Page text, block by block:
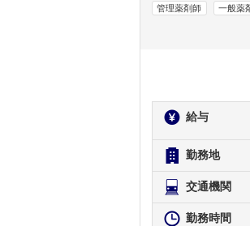
管理薬剤師 一般薬
給与
勤務地
交通機関
勤務時間